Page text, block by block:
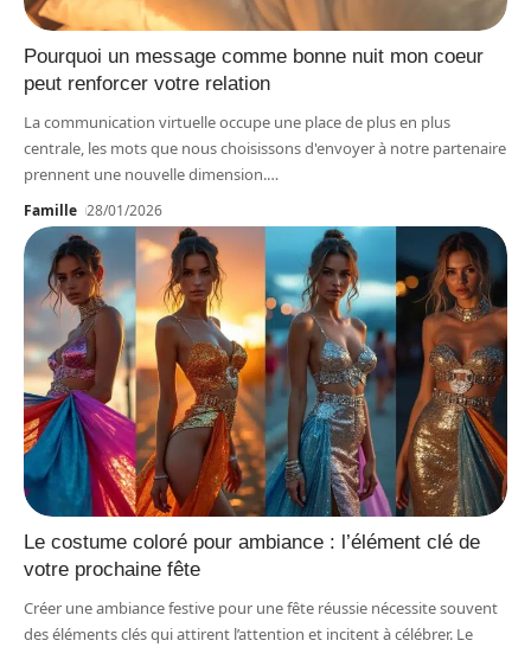
Pourquoi un message comme bonne nuit mon coeur
peut renforcer votre relation
La communication virtuelle occupe une place de plus en plus
centrale, les mots que nous choisissons d'envoyer à notre partenaire
prennent une nouvelle dimension.…
Famille 28/01/2026
Le costume coloré pour ambiance : l’élément clé de
votre prochaine fête
Créer une ambiance festive pour une fête réussie nécessite souvent
des éléments clés qui attirent l’attention et incitent à célébrer. Le